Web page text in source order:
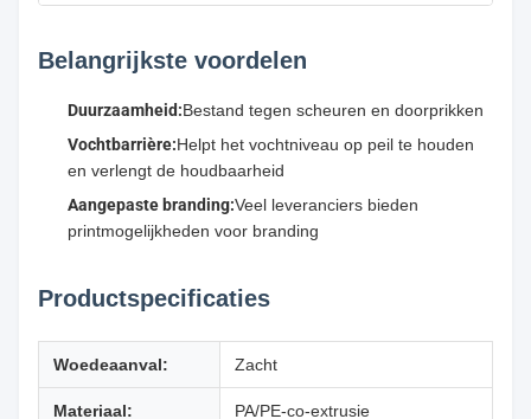
Belangrijkste voordelen
Duurzaamheid:Bestand tegen scheuren en doorprikken
Vochtbarrière:Helpt het vochtniveau op peil te houden
en verlengt de houdbaarheid
Aangepaste branding:Veel leveranciers bieden
printmogelijkheden voor branding
Productspecificaties
Woedeaanval: Zacht
Materiaal: PA/PE-co-extrusie